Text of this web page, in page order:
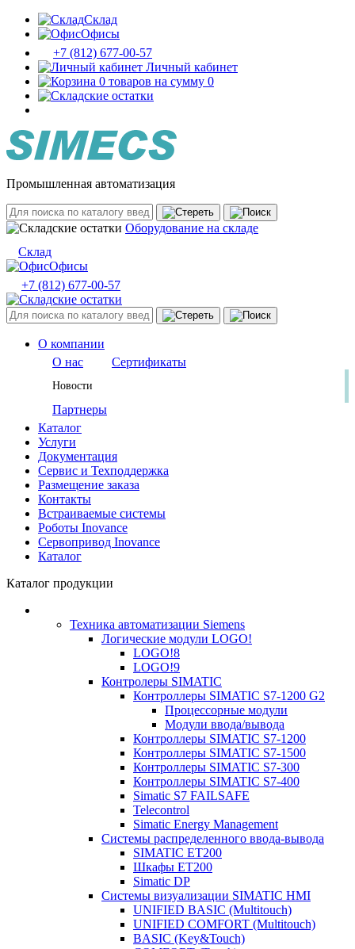
Склад
Офисы
+7 (812) 677-00-57
Личный кабинет
0 товаров на сумму 0
Промышленная автоматизация
Оборудование на складе
Склад
Офисы
+7 (812) 677-00-57
О компании
О нас
Сертификаты
Новости
Партнеры
Каталог
Услуги
Документация
Сервис и Техподдержка
Размещение заказа
Контакты
Встраиваемые системы
Роботы Inovance
Сервопривод Inovance
Каталог
Каталог продукции
Техника автоматизации Siemens
Логические модули LOGO!
LOGO!8
LOGO!9
Контролеры SIMATIC
Контроллеры SIMATIC S7-1200 G2
Процессорные модули
Модули ввода/вывода
Контроллеры SIMATIC S7-1200
Контроллеры SIMATIC S7-1500
Контроллеры SIMATIC S7-300
Контроллеры SIMATIC S7-400
Simatic S7 FAILSAFE
Telecontrol
Simatic Energy Management
Системы распределенного ввода-вывода
SIMATIC ET200
Шкафы ET200
Simatic DP
Системы визуализации SIMATIC HMI
UNIFIED BASIC (Multitouch)
UNIFIED COMFORT (Multitouch)
BASIC (Key&Touch)